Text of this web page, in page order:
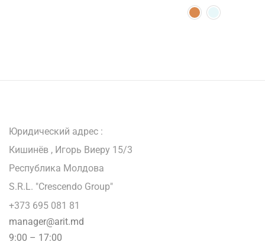
Юридический адрес :
Кишинёв , Игорь Виеру 15/3
Республика Молдова
S.R.L. "Crescendo Group"
+373 695 081 81
manager@arit.md
9:00 – 17:00